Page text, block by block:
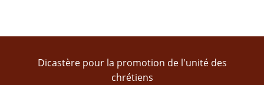
Dicastère pour la promotion de l'unité des
chrétiens